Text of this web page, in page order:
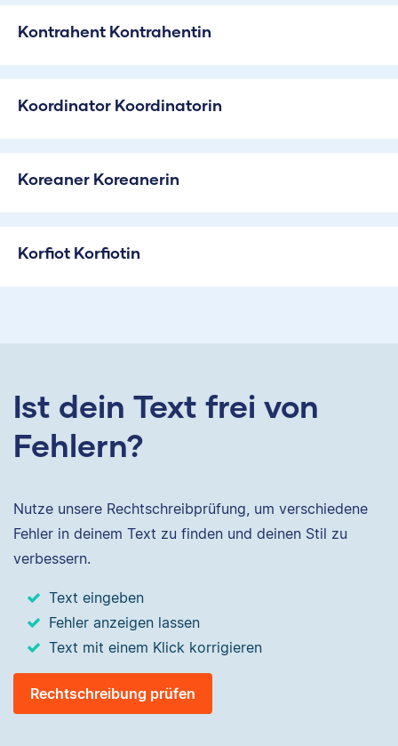
Kontrahent Kontrahentin
Koordinator Koordinatorin
Koreaner Koreanerin
Korfiot Korfiotin
Ist dein Text frei von
Fehlern?
Nutze unsere Rechtschreibprüfung, um verschiedene
Fehler in deinem Text zu finden und deinen Stil zu
verbessern.
Text eingeben
Fehler anzeigen lassen
Text mit einem Klick korrigieren
Rechtschreibung prüfen